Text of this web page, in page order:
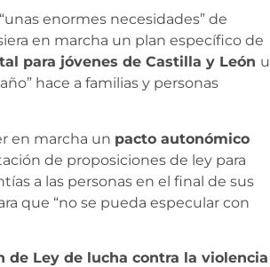
enormes necesidades” de
en marcha un plan específico de
para jóvenes de Castilla y León u
hace a familias y personas
en marcha un pacto autonómico
de proposiciones de ley para
a las personas en el final de sus
que “no se pueda especular con
de Ley de lucha contra la violencia